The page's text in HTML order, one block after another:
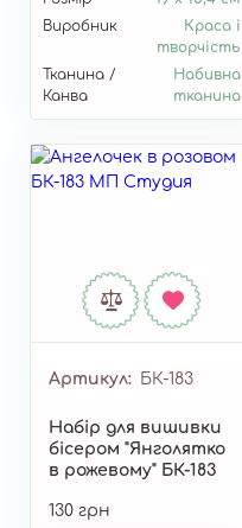
Виробник
Краса і
творчість
Тканина /
Канва
Набивна
тканина
Артикул БК-183
Набір для вишивки
бісером "Янголятко
в рожевому" БК-183
130 грн